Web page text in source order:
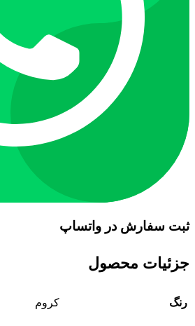
ثبت سفارش در واتساپ
جزئیات محصول
رنگ کروم